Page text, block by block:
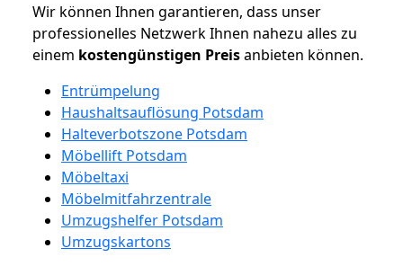
Wir können Ihnen garantieren, dass unser
professionelles Netzwerk Ihnen nahezu alles zu
einem kostengünstigen Preisanbieten können.
Entrümpelung
Haushaltsauflösung Potsdam
Halteverbotszone Potsdam
Möbellift Potsdam
Möbeltaxi
Möbelmitfahrzentrale
Umzugshelfer Potsdam
Umzugskartons